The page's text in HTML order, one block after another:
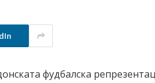
фудбалска